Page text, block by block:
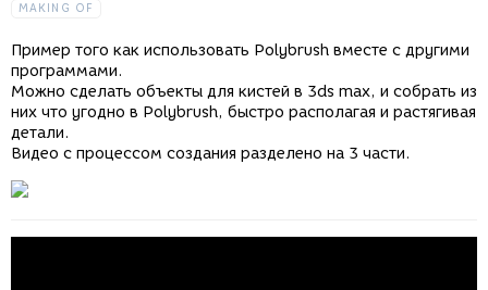
MAKING OF
Пример того как использовать Polybrush вместе с другими
программами.
Можно сделать объекты для кистей в 3ds max, и собрать из
них что угодно в Polybrush, быстро располагая и растягивая
детали.
Видео с процессом создания разделено на 3 части.